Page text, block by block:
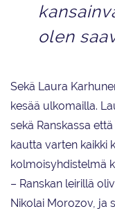
olen
Sekä Laura
kesää ulkomailla.
sekä Ranskassa
kautta varten kaikki
kolmoisyhdistelmä
– Ranskan leirillä
Nikolai Morozov, ja